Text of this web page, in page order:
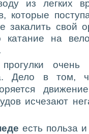
из легких
которые
свой
катание на
Дело в том,
исчезают
есть польза и